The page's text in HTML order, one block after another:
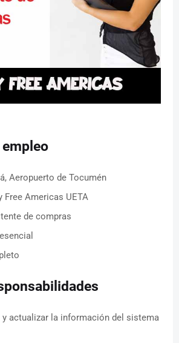
Aeropuerto de Tocumén
Free Americas UETA
de compras
actualizar la información del sistema